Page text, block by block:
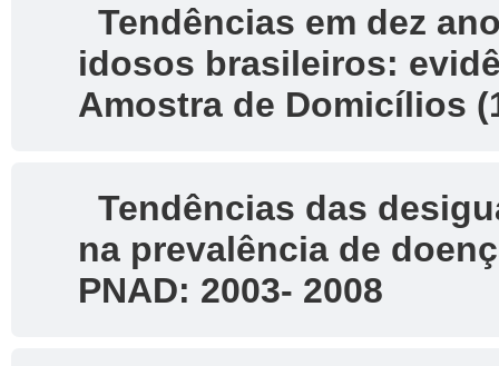
Tendências em dez
idosos brasileiros:
Amostra de Domicílios
Tendências das
na prevalência de
PNAD: 2003- 2008